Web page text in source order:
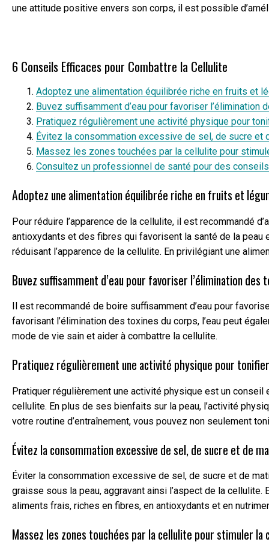
une attitude positive envers son corps, il est possible
6 Conseils Efficaces pour Combattre la Cellulite
Adoptez une alimentation équilibrée riche en fruits et
Buvez suffisamment d’eau pour favoriser l’élimination
Pratiquez régulièrement une activité physique pour
Évitez la consommation excessive de sel, de sucre et
Massez les zones touchées par la cellulite pour
Consultez un professionnel de santé pour des
Adoptez une alimentation équilibrée riche en fruits et
Pour réduire l’apparence de la cellulite, il est recommandé
antioxydants et des fibres qui favorisent la santé de la peau
réduisant l’apparence de la cellulite. En privilégiant une
Buvez suffisamment d’eau pour favoriser l’élimination des
Il est recommandé de boire suffisamment d’eau pour
favorisant l’élimination des toxines du corps, l’eau peut
mode de vie sain et aider à combattre la cellulite.
Pratiquez régulièrement une activité physique pour
Pratiquer régulièrement une activité physique est un
cellulite. En plus de ses bienfaits sur la peau, l’activité
votre routine d’entraînement, vous pouvez non seulement
Évitez la consommation excessive de sel, de sucre et de
Éviter la consommation excessive de sel, de sucre et de
graisse sous la peau, aggravant ainsi l’aspect de la
aliments frais, riches en fibres, en antioxydants et en
Massez les zones touchées par la cellulite pour stimuler la